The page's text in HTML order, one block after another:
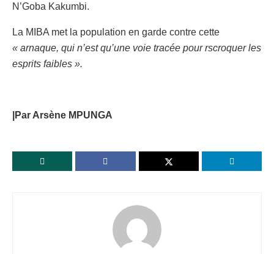
N’Goba Kakumbi.
La MIBA met la population en garde contre cette
« arnaque, qui n’est qu’une voie tracée pour rscroquer les
esprits faibles ».
|Par Arsène MPUNGA